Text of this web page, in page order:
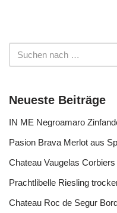
Neueste Beiträge
IN ME Negroamaro
Pasion Brava Merlot aus
Chateau Vaugelas
Prachtlibelle Riesling
Chateau Roc de Segur